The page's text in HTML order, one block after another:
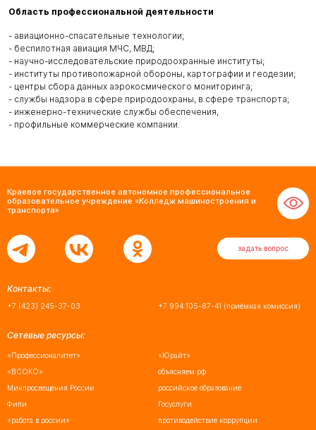
Область профессиональной деятельности
- авиационно-спасательные технологии;
- беспилотная авиация МЧС, МВД;
- научно-исследовательские природоохранные институты;
- институты противопожарной обороны, картографии и геодезии;
- центры сбора данных аэрокосмического мониторинга;
- службы надзора в сфере природоохраны, в сфере транспорта;
- инженерно-технические службы обеспечения,
- профильные коммерческие компании.
Краевое государственное автономное профессиональное
образовательное учреждение «Колледж машиностроения и
транспорта»
задать вопрос
Контакты:
+7 (423) 245-37-03 +7 994 105-87-41 (приёмная комиссия)
Сетевые ресурсы:
«Профессионалитет»
«Юрайт»
«ВСОКО»
объясняем.рф
Минпросвещения России
российское образование
Фипи
Госуслуги
«работа в россии»
противодействие коррупции